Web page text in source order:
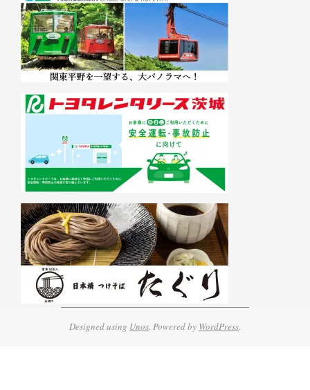
Designed using Unos. Powered by WordPress.